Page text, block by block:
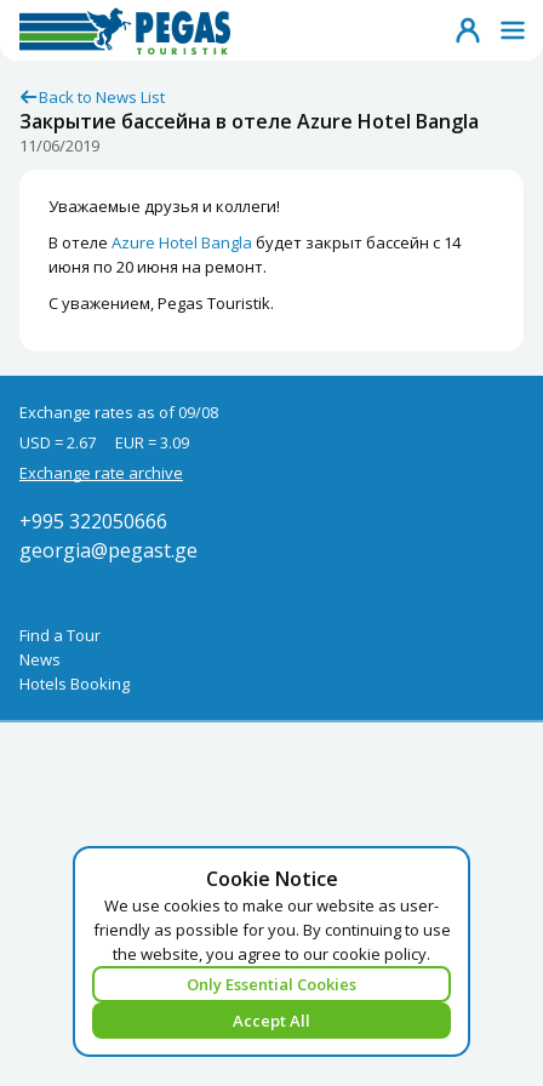
Back to News List
Закрытие бассейна в отеле Azure Hotel Bangla
11/06/2019
Уважаемые друзья и коллеги!
В отеле Azure Hotel Bangla будет закрыт бассейн с 14
июня по 20 июня на ремонт.
С уважением, Pegas Touristik.
Cookie Notice
We use cookies to make our website as user-
friendly as possible for you. By continuing to use
the website, you agree to our cookie policy.
Only Essential Cookies
Accept All
Exchange rates as of 09/08
USD = 2.67
EUR = 3.09
Exchange rate archive
+995 322050666
georgia@pegast.ge
Find a Tour
News
Hotels Booking